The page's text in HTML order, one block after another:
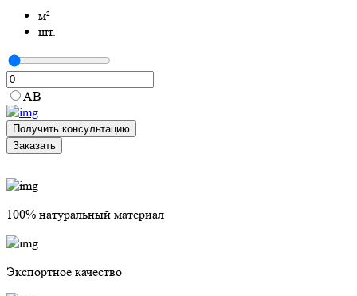
м²
шт.
АВ
Получить консультацию
Заказать
100% натуральный материал
Экспортное качество